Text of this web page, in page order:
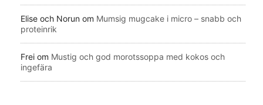
Elise och Norun om Mumsig mugcake i micro – snabb och
proteinrik
Frei om Mustig och god morotssoppa med kokos och
ingefära